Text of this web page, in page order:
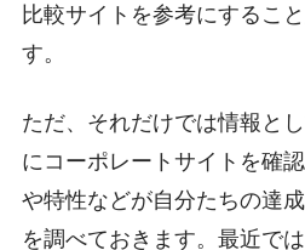
比較サイトを参考にするこ
す。
ただ、それだけでは情報と
にコーポレートサイトを確
や特性などが自分たちの達
を調べておきます。最近で